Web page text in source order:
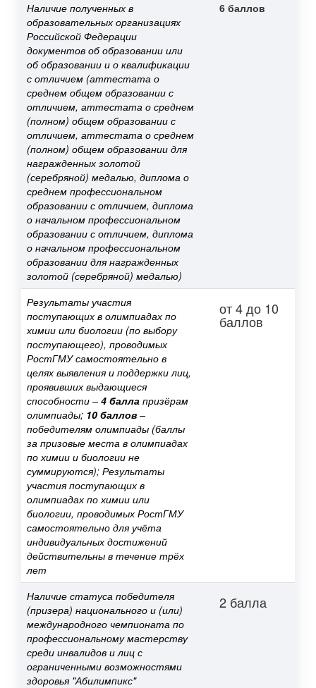
Наличие полученных в
образовательных организациях
Российской Федерации
документов об образовании или
об образовании и о квалификации
с отличием (аттестата о
среднем общем образовании с
отличием, аттестата о среднем
(полном) общем образовании с
отличием, аттестата о среднем
(полном) общем образовании для
награжденных золотой
(серебряной) медалью, диплома о
среднем профессиональном
образовании с отличием, диплома
о начальном профессиональном
образовании с отличием, диплома
о начальном профессиональном
образовании для награжденных
золотой (серебряной) медалью)
6 баллов
Результаты участия
поступающих в олимпиадах по
химии или биологии (по выбору
поступающего), проводимых
РостГМУ самостоятельно в
целях выявления и поддержки лиц,
проявивших выдающиеся
способности – 4 балла призёрам
олимпиады; 10 баллов –
победителям олимпиады (баллы
за призовые места в олимпиадах
по химии и биологии не
суммируются); Результаты
участия поступающих в
олимпиадах по химии или
биологии, проводимых РостГМУ
самостоятельно для учёта
индивидуальных достижений
действительны в течение трёх
лет
от 4 до 10
баллов
Наличие статуса победителя
(призера) национального и (или)
международного чемпионата по
профессиональному мастерству
среди инвалидов и лиц с
ограниченными возможностями
здоровья "Абилимпикс"
2 балла